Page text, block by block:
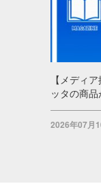
【メディ
ッタの商
2026年07月